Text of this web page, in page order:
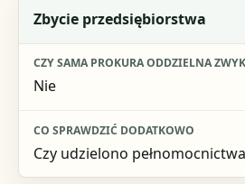
Zbycie przedsiębiorstwa
Nie
Czy udzielono